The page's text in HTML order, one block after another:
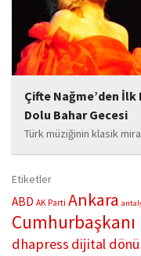
Çifte Nağme’den İlk
Dolu Bahar Gecesi
Türk müziğinin klasik
“Çifte Nağme” projesi,
buluşturdu. Yoğun
ve...
Etiketler
ABD AK Parti Ankara
Cumhurbaşkanı
dhapress dijital